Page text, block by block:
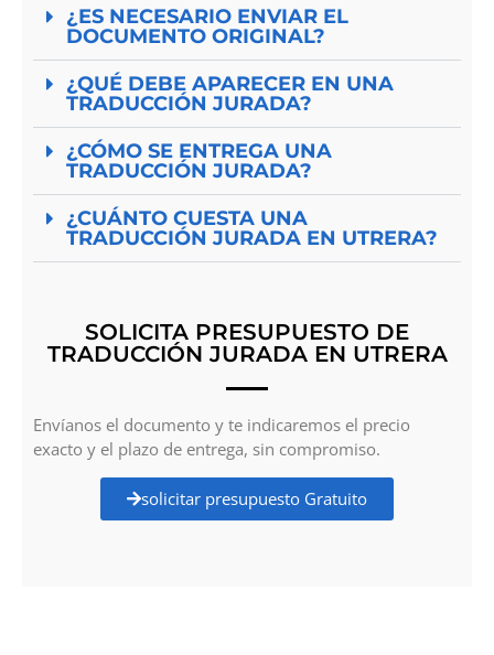
¿ES NECESARIO ENVIAR EL
DOCUMENTO ORIGINAL?
¿QUÉ DEBE APARECER EN UNA
TRADUCCIÓN JURADA?
¿CÓMO SE ENTREGA UNA
TRADUCCIÓN JURADA?
¿CUÁNTO CUESTA UNA
TRADUCCIÓN JURADA EN UTRERA?
SOLICITA PRESUPUESTO DE
TRADUCCIÓN JURADA EN UTRERA
Envíanos el documento y te indicaremos el precio
exacto y el plazo de entrega, sin compromiso.
solicitar presupuesto Gratuito